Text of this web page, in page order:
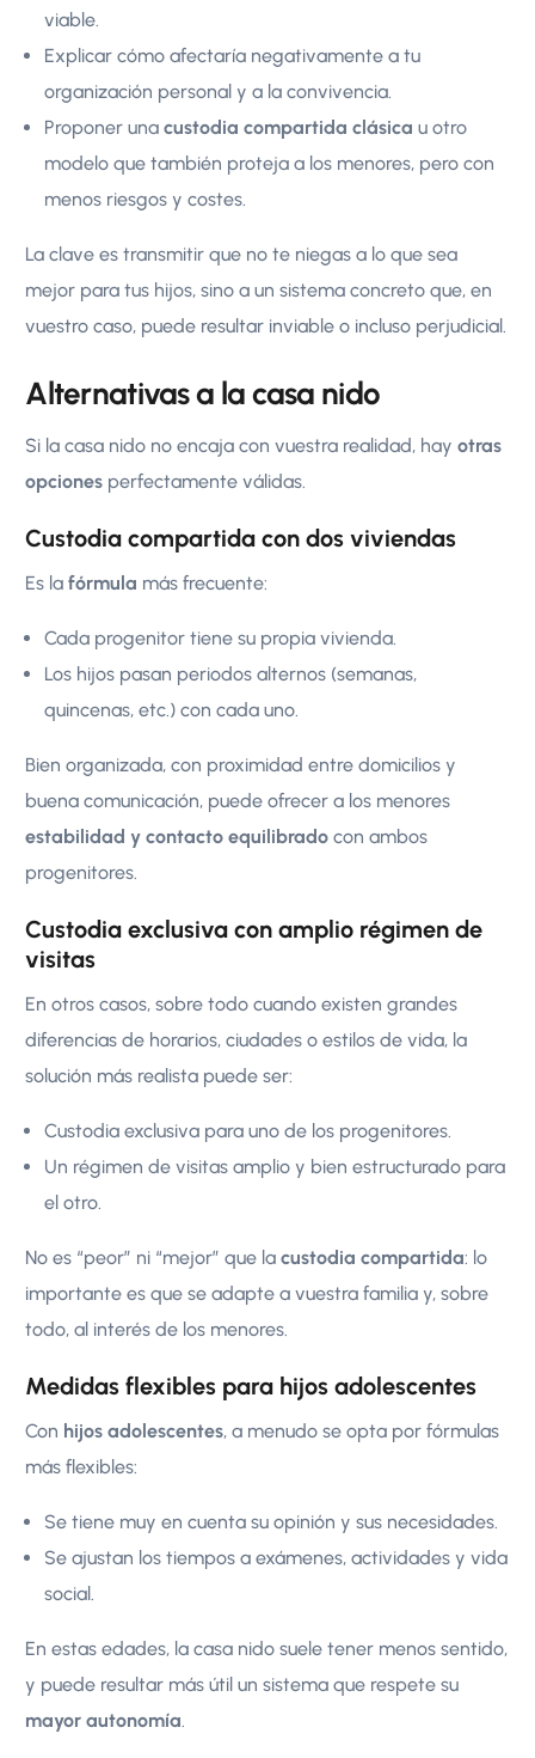
viable.
Explicar cómo afectaría negativamente a tu
organización personal y a la convivencia.
Proponer unacustodia compartida clásica u otro
modelo que también proteja a los menores, pero con
menos riesgos y costes.
La clave es transmitir que no te niegas a lo que sea
mejor para tus hijos, sino a un sistema concreto que, en
vuestro caso, puede resultar inviable o incluso perjudicial.
Alternativas a la casa nido
Si la casa nido no encaja con vuestra realidad, hayotras
opciones perfectamente válidas.
Custodia compartida con dos viviendas
Es lafórmula más frecuente:
Cada progenitor tiene su propia vivienda.
Los hijos pasan periodos alternos (semanas,
quincenas, etc.) con cada uno.
Bien organizada, con proximidad entre domicilios y
buena comunicación, puede ofrecer a los menores
estabilidad y contacto equilibrado con ambos
progenitores.
Custodia exclusiva con amplio régimen de
visitas
En otros casos, sobre todo cuando existen grandes
diferencias de horarios, ciudades o estilos de vida, la
solución más realista puede ser:
Custodia exclusiva para uno de los progenitores.
Un régimen de visitas amplio y bien estructurado para
el otro.
No es “peor” ni “mejor” que lacustodia compartida: lo
importante es que se adapte a vuestra familia y, sobre
todo, al interés de los menores.
Medidas flexibles para hijos adolescentes
Con hijos adolescentes, a menudo se opta por fórmulas
más flexibles:
Se tiene muy en cuenta su opinión y sus necesidades.
Se ajustan los tiempos a exámenes, actividades y vida
social.
En estas edades, la casa nido suele tener menos sentido,
y puede resultar más útil un sistema que respete su
mayor autonomía.